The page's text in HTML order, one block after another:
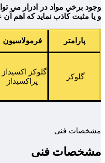
وجود برخي مواد در ادرار مي
و يا مثبت كاذب نمايد كه اهم
پارامتر فرمولاسيون
گلوکز
گلوکز اكسيداز
پراكسيداز
مشخصات فنی
مشخصات فنی